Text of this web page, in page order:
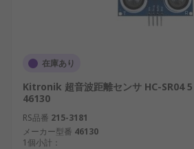
在庫あり
Kitronik 超音波距離センサ HC-SR04
46130
RS品番 215-3181
メーカー型番 46130
1個小計：